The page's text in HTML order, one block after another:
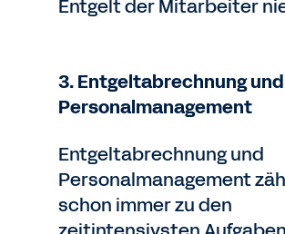
Entgelt der Mitarbeiter
3. Entgeltabrechnung und
Personalmanagement
Entgeltabrechnung und
Personalmanagement
schon immer zu den